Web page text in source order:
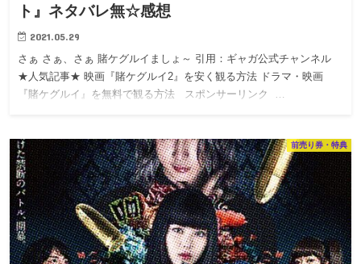
ト』ネタバレ無☆感想
2021.05.29
さぁ さぁ、さぁ 賭ケグルイましょ～ 引用：ギャガ公式チャンネル
★人気記事★ 映画『賭ケグルイ2』を安く観る方法 ドラマ・映画
『賭ケグルイ』を無料で観る方法 スポンサーリンク …
前売り券・特典